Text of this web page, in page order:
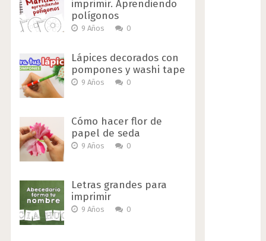
imprimir. Aprendiendo
polígonos
9 Años 0
Lápices decorados con
pompones y washi tape
9 Años 0
Cómo hacer flor de
papel de seda
9 Años 0
Letras grandes para
imprimir
9 Años 0